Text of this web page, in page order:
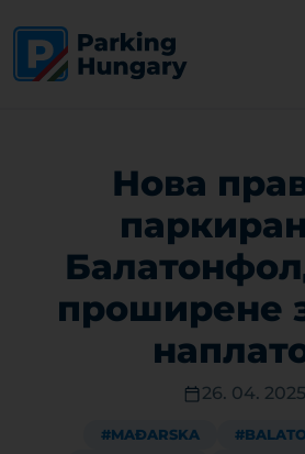
Нова
проширене
26. 04.
#MAĐARSKA